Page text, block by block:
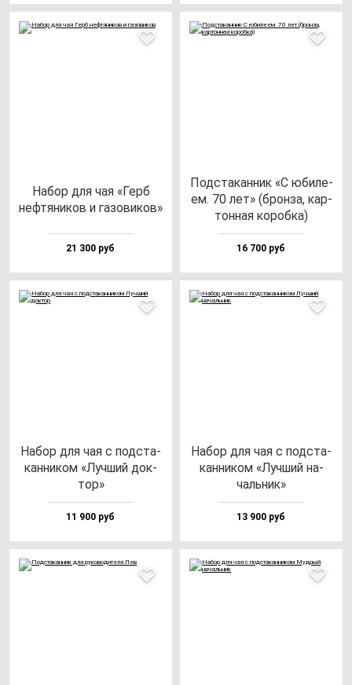
Набор для чая «Герб
неф­тя­ни­ков и га­зо­ви­ков»
21 300 руб
Под­ста­кан­ник «С юби­ле­
ем. 70 лет» (брон­за, кар­
тон­ная ко­роб­ка)
16 700 руб
Набор для чая с под­ста­
кан­ни­ком «Луч­ший док­
тор»
11 900 руб
Набор для чая с под­ста­
кан­ни­ком «Луч­ший на­
чаль­ник»
13 900 руб